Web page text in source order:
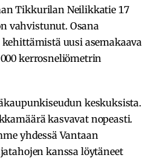
Tikkurilan Neilikkatie 17
vahvistunut. Osana
uusi asemakaava
kerrosneliömetrin
keskuksista.
kasvavat nopeasti.
yhdessä Vantaan
kanssa löytäneet